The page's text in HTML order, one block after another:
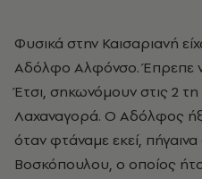
Φυσικά στην Καισαριανή
Αδόλφο Αλφόνσο. Έπρεπε
Έτσι, σηκωνόμουν στις 2 τη
Λαχαναγορά. Ο Αδόλφος
όταν φτάναμε εκεί,
Βοσκόπουλου, ο οποίος